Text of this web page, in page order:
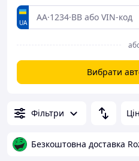
UA
Вибрати
Фільтри
Безкоштовна доставка